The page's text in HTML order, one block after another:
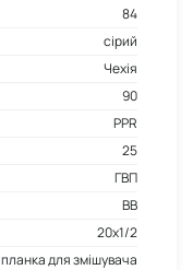
84
сірий
Чехія
90
PPR
25
ГВП
ВВ
20x1/2
планка для змішувача